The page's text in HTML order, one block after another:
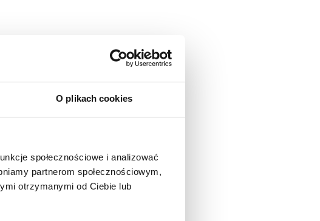
O plikach cookies
społecznościowe i analizować
partnerom społecznościowym,
otrzymanymi od Ciebie lub